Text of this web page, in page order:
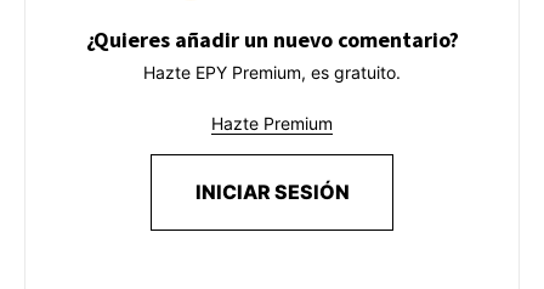
¿Quieres añadir un nuevo comentario?
Hazte EPY Premium, es gratuito.
Hazte Premium
INICIAR SESIÓN